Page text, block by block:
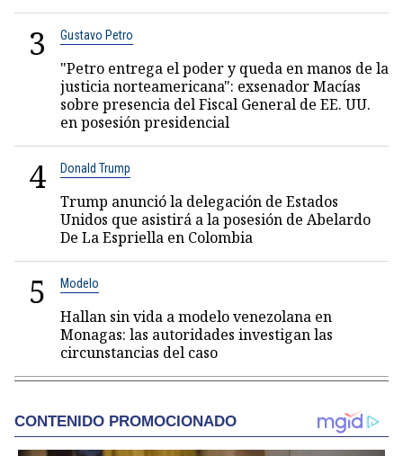
3 Gustavo Petro
"Petro entrega el poder y queda en manos de la
justicia norteamericana": exsenador Macías
sobre presencia del Fiscal General de EE. UU.
en posesión presidencial
4 Donald Trump
Trump anunció la delegación de Estados
Unidos que asistirá a la posesión de Abelardo
De La Espriella en Colombia
5 Modelo
Hallan sin vida a modelo venezolana en
Monagas: las autoridades investigan las
circunstancias del caso